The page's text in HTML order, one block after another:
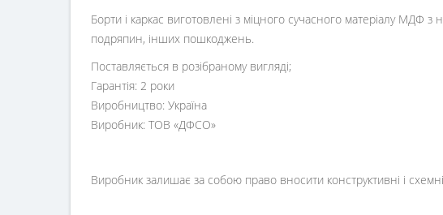
Борти і каркас виготовлені з міцного сучасного матеріалу МДФ
подряпин, інших пошкоджень.
Поставляється в розібраному вигляді;
Гарантія: 2 роки
Виробництво: Україна
Виробник: ТОВ «ДФСО»
Виробник залишає за собою право вносити конструктивні і